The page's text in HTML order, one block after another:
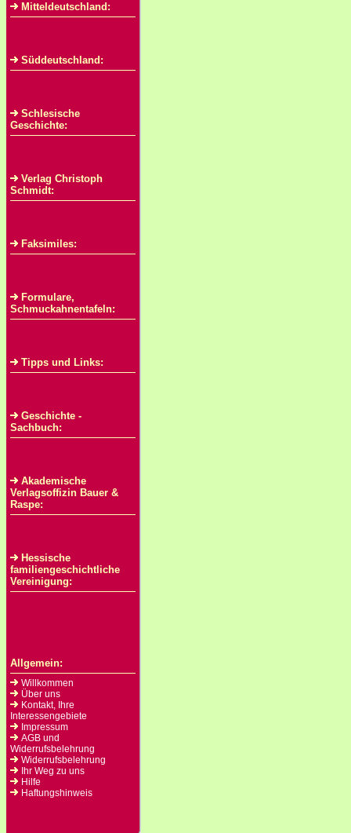
Mitteldeutschland:
Süddeutschland:
Schlesische
Geschichte:
Verlag Christoph
Schmidt:
Faksimiles:
Formulare,
Schmuckahnentafeln:
Tipps und Links:
Geschichte -
Sachbuch:
Akademische
Verlagsoffizin Bauer &
Raspe:
Hessische
familiengeschichtliche
Vereinigung:
Allgemein:
Willkommen
Über uns
Kontakt, Ihre
Interessengebiete
Impressum
AGB und
Widerrufsbelehrung
Widerrufsbelehrung
Ihr Weg zu uns
Hilfe
Haftungshinweis